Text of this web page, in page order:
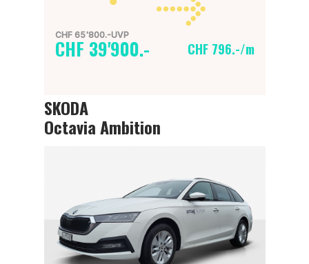
CHF 65'800.-UVP
CHF 39'900.- CHF 796.-/m
SKODA
Octavia Ambition